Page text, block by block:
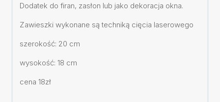
Dodatek do firan, zasłon lub jako dekoracja okna.
Zawieszki wykonane są techniką cięcia laserowego
szerokość: 20 cm
wysokość: 18 cm
cena 18zł